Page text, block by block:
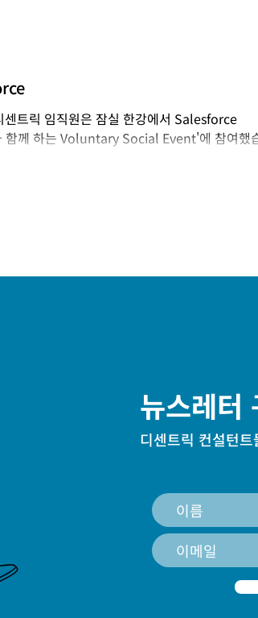
트릭 임직원은 잠실 한강에서 Salesforce
함께 하는 Voluntary Social Event'에 참여했
뉴스레터
디센트릭 컨설턴